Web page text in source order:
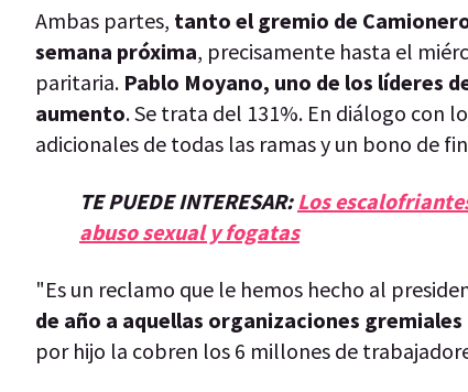
Ambas partes, tanto el gremio de
semana próxima, precisamente hasta el
paritaria. Pablo Moyano, uno de los líderes
aumento. Se trata del 131%. En diálogo con
adicionales de todas las ramas y un bono de
TE PUEDE INTERESAR: Los
abuso sexual y fogatas
"Es un reclamo que le hemos hecho al
de año a aquellas organizaciones
por hijo la cobren los 6 millones de